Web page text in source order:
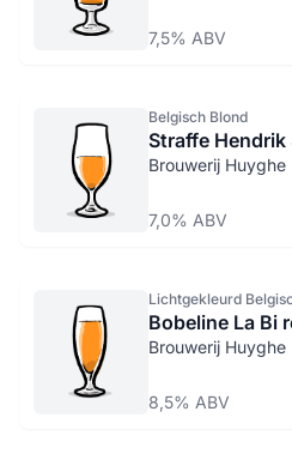
7,5% ABV
Belgisch Blond
Straffe
Brouwerij Huyghe
7,0% ABV
Lichtgekleurd
Bobeline La Bi
Brouwerij Huyghe
8,5% ABV